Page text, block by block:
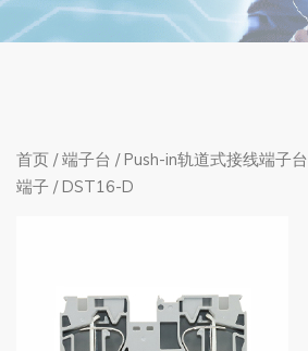
首页 /端子台 /Push-in轨道式接线端子台
端子 / DST16-D